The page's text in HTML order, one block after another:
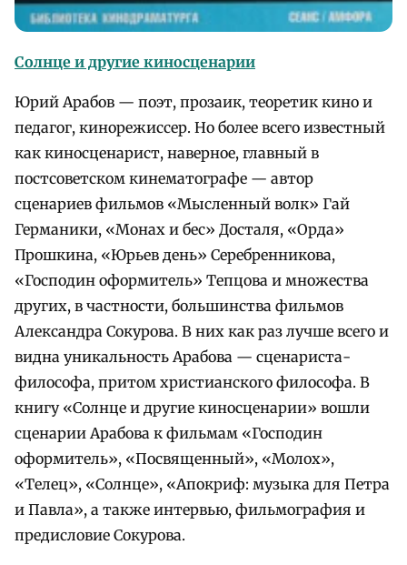
Солнце и другие киносценарии
Юрий Арабов — поэт, прозаик, теоретик кино и
педагог, кинорежиссер. Но более всего известный
как киносценарист, наверное, главный в
постсоветском кинематографе — автор
сценариев фильмов «Мысленный волк» Гай
Германики, «Монах и бес» Досталя, «Орда»
Прошкина, «Юрьев день» Серебренникова,
«Господин оформитель» Тепцова и множества
других, в частности, большинства фильмов
Александра Сокурова. В них как раз лучше всего и
видна уникальность Арабова — сценариста-
философа, притом христианского философа. В
книгу «Солнце и другие киносценарии» вошли
сценарии Арабова к фильмам «Господин
оформитель», «Посвященный», «Молох»,
«Телец», «Солнце», «Апокриф: музыка для Петра
и Павла», а также интервью, фильмография и
предисловие Сокурова.